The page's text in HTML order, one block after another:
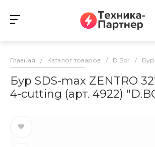
Главная / Каталог товаров / D.Bor /
Бур SDS-max ZENTRO
4-cutting (арт. 4922)